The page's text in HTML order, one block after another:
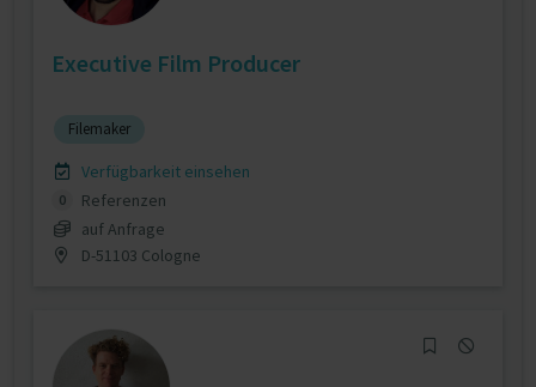
Executive Film Producer
Filemaker
Verfügbarkeit einsehen
0
Referenzen
auf Anfrage
D-51103 Cologne